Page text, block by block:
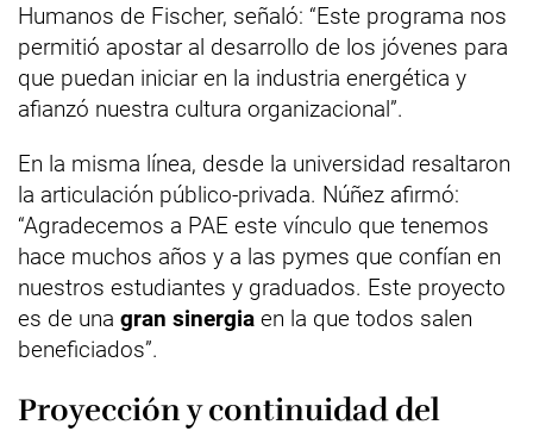
Humanos de Fischer, señaló: “Este programa nos
permitió apostar al desarrollo de los jóvenes para
que puedan iniciar en la industria energética y
afianzó nuestra cultura organizacional”.
En la misma línea, desde la universidad resaltaron
la articulación público-privada. Núñez afirmó:
“Agradecemos a PAE este vínculo que tenemos
hace muchos años y a las pymes que confían en
nuestros estudiantes y graduados. Este proyecto
es de una gran sinergia en la que todos salen
beneficiados”.
Proyección y continuidad del